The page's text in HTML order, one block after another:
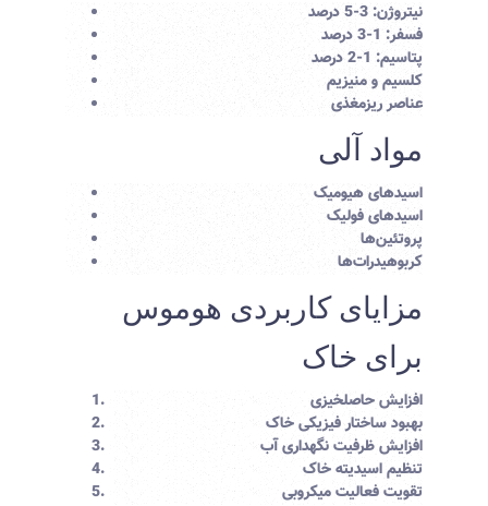
نیتروژن: 3-5 درصد
فسفر: 1-3 درصد
پتاسیم: 1-2 درصد
کلسیم و منیزیم
عناصر ریزمغذی
مواد آلی
اسیدهای هیومیک
اسیدهای فولیک
پروتئین‌ها
کربوهیدرات‌ها
مزایای کاربردی هوموس
برای خاک
افزایش حاصلخیزی
بهبود ساختار فیزیکی خاک
افزایش ظرفیت نگهداری آب
تنظیم اسیدیته خاک
تقویت فعالیت میکروبی